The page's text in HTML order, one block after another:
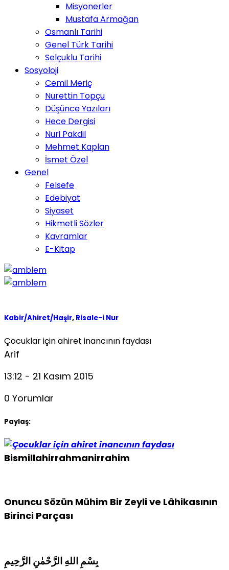
Misyonerler
Mustafa Armağan
Osmanlı Tarihi
Genel Türk Tarihi
Selçuklu Tarihi
Sosyoloji
Cemil Meriç
Nurettin Topçu
Düşünce Yazıları
Hece Dergisi
Nuri Pakdil
Mehmet Kaplan
İsmet Özel
Genel
Felsefe
Edebiyat
Siyaset
Hikmetli Sözler
Kavramlar
E-Kitap
Kabir/Ahiret/Haşir, Risale-i Nur
Çocuklar için ahiret inancının faydası
Arif
13:12 - 21 Kasım 2015
0 Yorumlar
Paylaş:
Bismillahirrahmanirrahim
Onuncu Sözün Mühim Bir Zeyli ve Lâhikasının
Birinci Parçası
بِسْمِ اللهِ الرَّحْمٰنِ الرَّحِيمِ